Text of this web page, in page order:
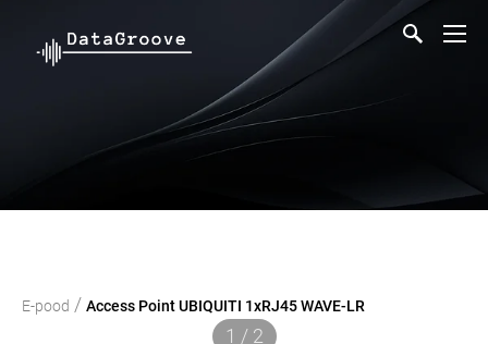
E-pood / Access Point UBIQUITI 1xRJ45 WAVE-LR
1 / 2